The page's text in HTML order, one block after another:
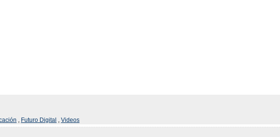
, Futuro Digital , Videos